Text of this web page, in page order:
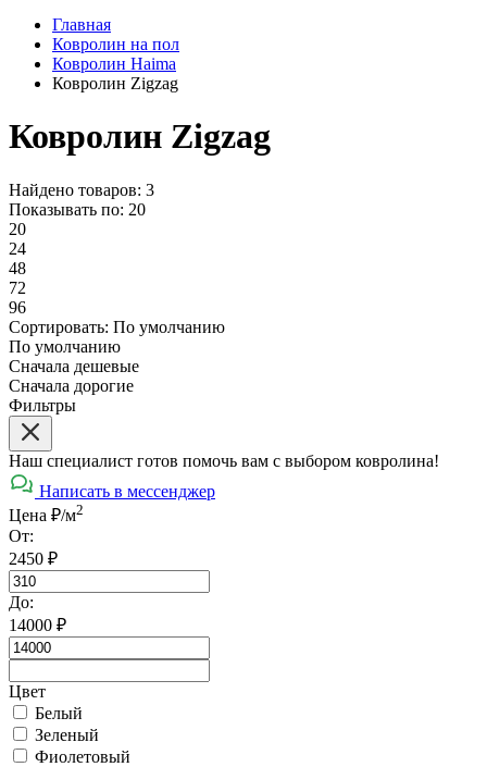
Главная
Ковролин на пол
Ковролин Haima
Ковролин Zigzag
Ковролин Zigzag
Найдено товаров: 3
Показывать по: 20
20
24
48
72
96
Сортировать: По умолчанию
По умолчанию
Сначала дешевые
Сначала дорогие
Фильтры
Наш специалист готов помочь вам с выбором ковролина!
Написать в мессенджер
Цена ₽/м2
От:
2450 ₽
До:
14000 ₽
Цвет
Белый
Зеленый
Фиолетовый